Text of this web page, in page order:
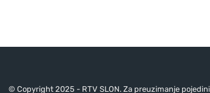
© Copyright 2025 - RTV SLON. Za preuzimanje